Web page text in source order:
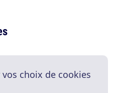
choix de cookies